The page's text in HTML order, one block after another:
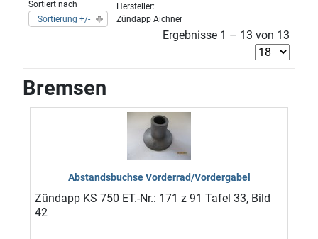
Sortiert nach
Sortierung +/-
Hersteller:
Zündapp Aichner
Ergebnisse 1 – 13 von 13
Bremsen
Abstandsbuchse Vorderrad/Vordergabel
Zündapp KS 750 ET.-Nr.: 171 z 91 Tafel 33, Bild
42